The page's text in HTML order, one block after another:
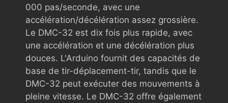
000 pas/seconde, avec une
accélération/décélération assez grossière.
Le DMC-32 est dix fois plus rapide, avec
une accélération et une décélération plus
douces. L'Arduino fournit des capacités de
base de tir-déplacement-tir, tandis que le
DMC-32 peut exécuter des mouvements à
pleine vitesse. Le DMC-32 offre également